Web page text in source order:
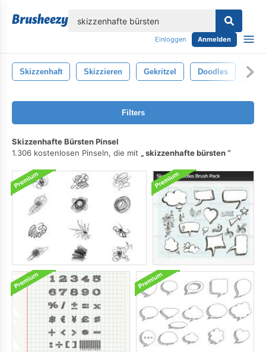
Einloggen Anmelden
Skizzenhaft Skizzieren Gekritzel Doodles
Filters
Skizzenhafte Bürsten Pinsel
1.306 kostenlosen Pinseln, die mit
skizzenhafte bürsten